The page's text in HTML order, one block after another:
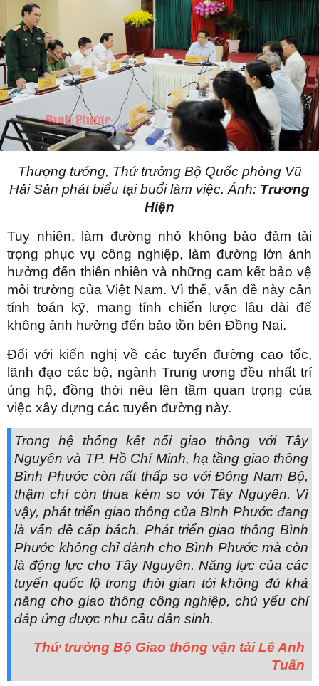
Thượng tướng, Thứ trưởng Bộ Quốc phòng Vũ
Hải Sản phát biểu tại buổi làm việc. Ảnh: Trương
Hiện
Tuy nhiên, làm đường nhỏ không bảo đảm tải
trọng phục vụ công nghiệp, làm đường lớn ảnh
hưởng đến thiên nhiên và những cam kết bảo vệ
môi trường của Việt Nam. Vì thế, vấn đề này cần
tính toán kỹ, mang tính chiến lược lâu dài để
không ảnh hưởng đến bảo tồn bên Đồng Nai.
Đối với kiến nghị về các tuyến đường cao tốc,
lãnh đạo các bộ, ngành Trung ương đều nhất trí
ủng hộ, đồng thời nêu lên tầm quan trọng của
việc xây dựng các tuyến đường này.
Trong hệ thống kết nối giao thông với Tây
Nguyên và TP. Hồ Chí Minh, hạ tầng giao thông
Bình Phước còn rất thấp so với Đông Nam Bộ,
thậm chí còn thua kém so với Tây Nguyên. Vì
vậy, phát triển giao thông của Bình Phước đang
là vấn đề cấp bách. Phát triển giao thông Bình
Phước không chỉ dành cho Bình Phước mà còn
là động lực cho Tây Nguyên. Năng lực của các
tuyến quốc lộ trong thời gian tới không đủ khả
năng cho giao thông công nghiệp, chủ yếu chỉ
đáp ứng được nhu cầu dân sinh.
Thứ trưởng Bộ Giao thông vận tải Lê Anh
Tuấn